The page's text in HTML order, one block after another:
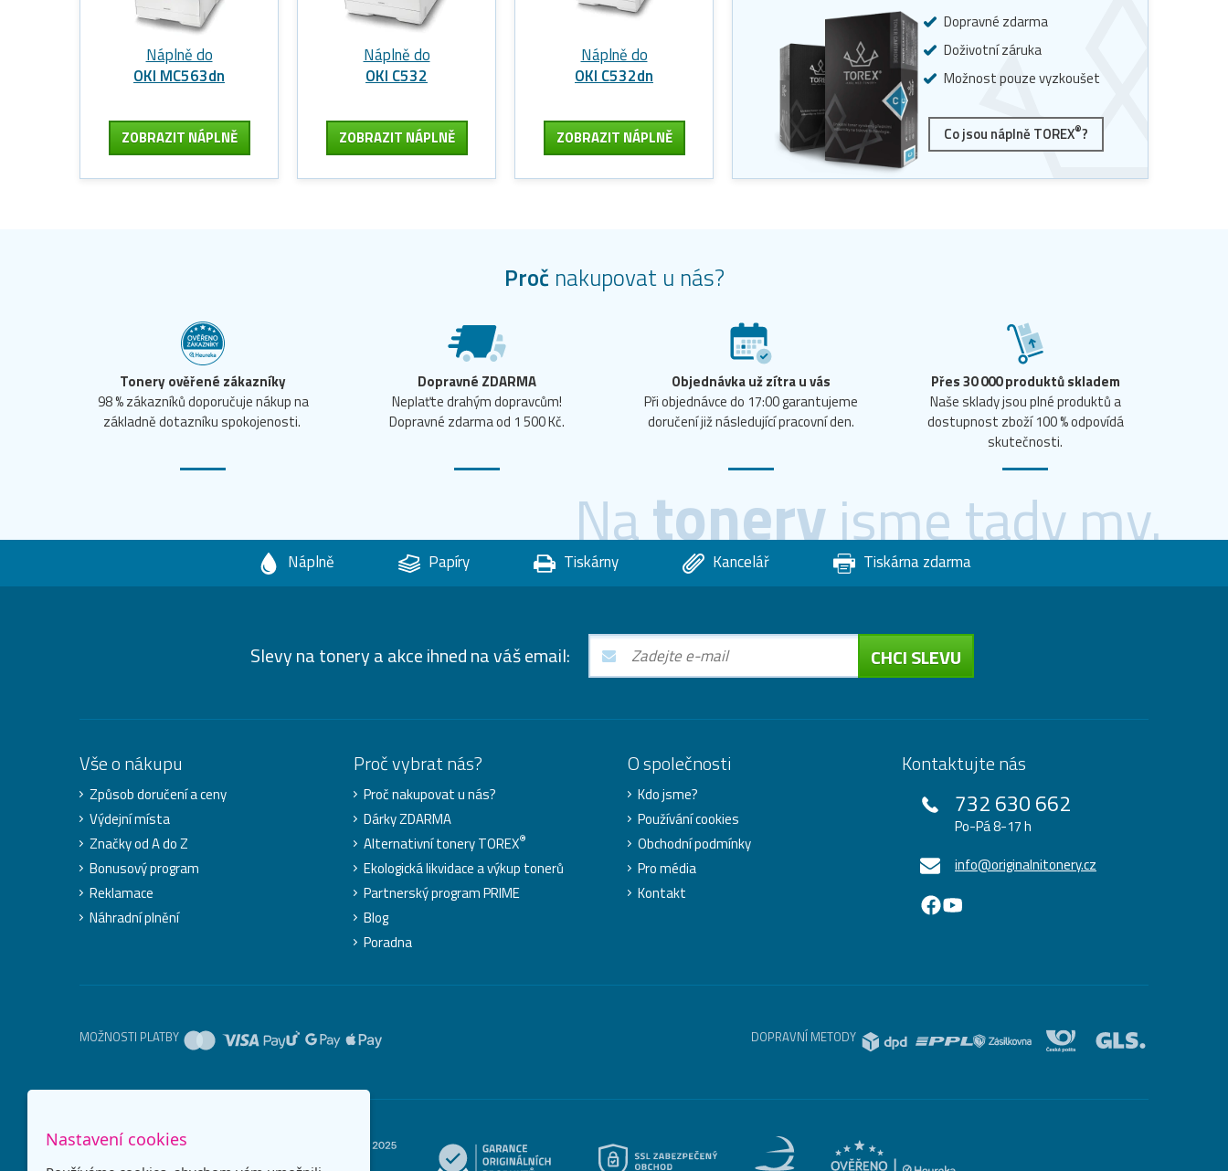
Náplně do
OKI MC563dn
ZOBRAZIT NÁPLNĚ
Náplně do
OKI C532
ZOBRAZIT NÁPLNĚ
Náplně do
OKI C532dn
ZOBRAZIT NÁPLNĚ
Dopravné zdarma
Doživotní záruka
Možnost pouze vyzkoušet
Co jsou náplně TOREX®?
Proč nakupovat u nás?
Tonery ověřené zákazníky
98 % zákazníků doporučuje nákup na
základně dotazníku spokojenosti.
Dopravné ZDARMA
Neplaťte drahým dopravcům!
Dopravné zdarma od 1 500 Kč.
Objednávka už zítra u vás
Při objednávce do 17:00 garantujeme
doručení již následující pracovní den.
Přes 30 000 produktů skladem
Naše sklady jsou plné produktů a
dostupnost zboží 100 % odpovídá
skutečnosti.
Natoneryjsme tady my.
Náplně Papíry Tiskárny Kancelář Tiskárna zdarma
Slevy na tonery a akce ihned na váš email: CHCI SLEVU
Vše o nákupu
Způsob doručení a ceny
Výdejní místa
Značky od A do Z
Bonusový program
Reklamace
Náhradní plnění
Proč vybrat nás?
Proč nakupovat u nás?
Dárky ZDARMA
Alternativní tonery TOREX®
Ekologická likvidace a výkup tonerů
Partnerský program PRIME
Blog
Poradna
O společnosti
Kdo jsme?
Používání cookies
Obchodní podmínky
Pro média
Kontakt
Kontaktujte nás
732 630 662
Po-Pá 8-17 h
info@originalnitonery.cz
MOŽNOSTI PLATBY DOPRAVNÍ METODY
Nastavení cookies